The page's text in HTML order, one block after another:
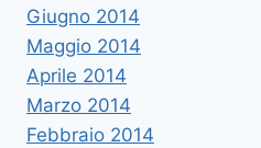
Giugno 2014
Maggio 2014
Aprile 2014
Marzo 2014
Febbraio 2014